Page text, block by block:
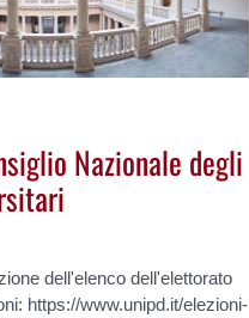
Nazionale degli
dell'elenco dell'elettorato
https://www.unipd.it/elezioni-